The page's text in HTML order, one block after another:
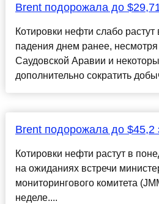
Brent подорожала до
Котировки нефти слабо растут
падения днем ранее,
Саудовской Аравии и
дополнительно сократить
Brent подорожала до $45,2
Котировки нефти растут в
на ожиданиях встречи
мониторингового комитета
неделе....